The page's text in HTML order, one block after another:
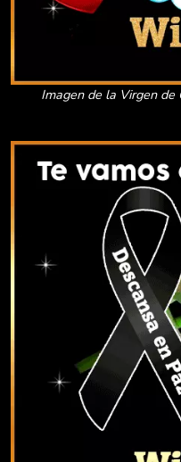
Imagen de la Virgen